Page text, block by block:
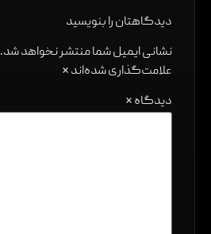
دیدگاهتان را بنویسید
نشانی ایمیل شما منتشر نخواهد شد.
علامت‌گذاری شده‌اند*
دیدگاه*